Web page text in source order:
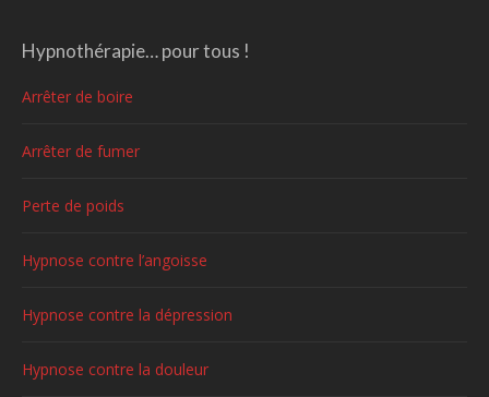
Hypnothérapie… pour tous !
Arrêter de boire
Arrêter de fumer
Perte de poids
Hypnose contre l’angoisse
Hypnose contre la dépression
Hypnose contre la douleur